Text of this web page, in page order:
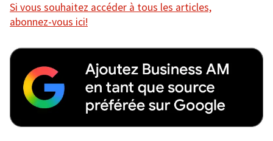
Si vous souhaitez accéder à tous les articles,
abonnez-vous ici!